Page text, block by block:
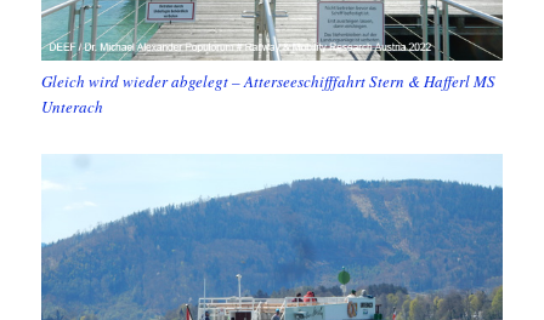
Gleich wird wieder abgelegt – Atterseeschifffahrt Stern & Hafferl MS
Unterach